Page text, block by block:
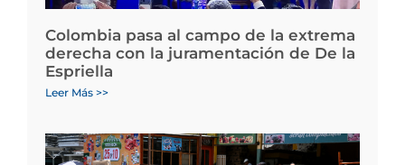
Colombia pasa al campo de la extrema
derecha con la juramentación de De la
Espriella
Leer Más >>